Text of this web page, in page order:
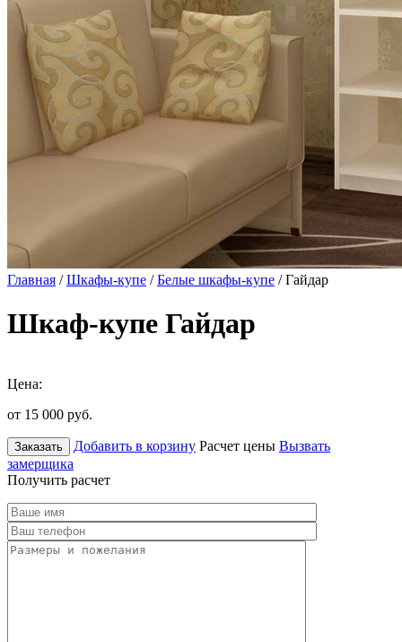
Главная /Шкафы-купе /Белые шкафы-купе / Гайдар
Шкаф-купе Гайдар
Цена:
от 15 000 руб.
Заказать Добавить в корзину Расчет цены Вызвать
замерщика
Получить расчет